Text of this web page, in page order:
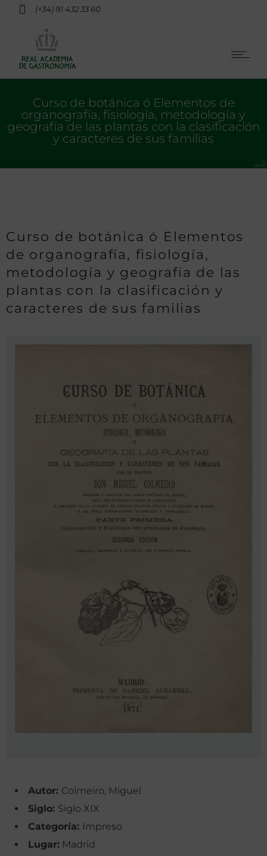
(+34) 91 432 33 60
Curso de botánica ó Elementos de
organografía, fisiología, metodología y
geografía de las plantas con la clasificación
y caracteres de sus familias
Curso de botánica ó Elementos
de organografía, fisiología,
metodología y geografía de las
plantas con la clasificación y
caracteres de sus familias
Autor: Colmeiro, Miguel
Siglo: Siglo XIX
Categoría: Impreso
Lugar: Madrid